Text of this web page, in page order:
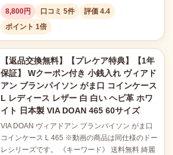
8,800円 口コミ 5件
評価 4.4
ポイント 1倍
【返品交換無料】【プレケア特典】【1年
保証】 Wクーポン付き 小銭入れ ヴィアド
アン ブランパイソン がま口 コインケース
L レディース レザー 白 白い ヘビ革 ホワ
イト 日本製 VIA DOAN 465 60サイズ
VIA DOAN ヴィアドアン ブランパイソン がま口
コインケース L 465 ※動画の商品は同仕様のドー
レシリーズです。 《キーワード》 送料無料 綺麗